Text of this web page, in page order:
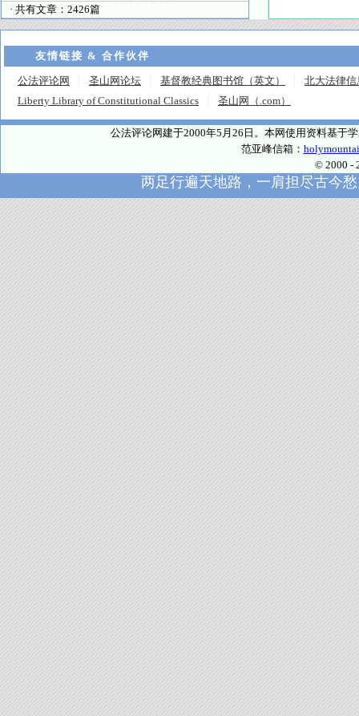
· 共有文章：2426篇
友情链接 & 合作伙伴
公法评论网 圣山网论坛 基督教经典图书馆（英文）
北大法律信
Liberty Library of Constitutional Classics
圣山网（.com）
公法评论网建于2000年5月26日。本网使用资料基于
范亚峰信箱：
© 2000 -
两足行遍天地路，一肩担尽古今